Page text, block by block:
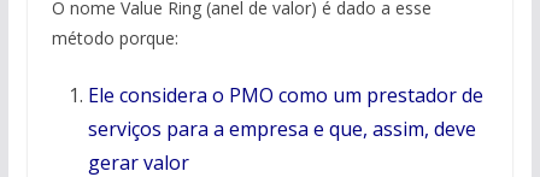
O nome Value Ring (anel de valor) é dado a esse
método porque:
Ele considera o PMO como um prestador de
serviços para a empresa e que, assim, deve
gerar valor